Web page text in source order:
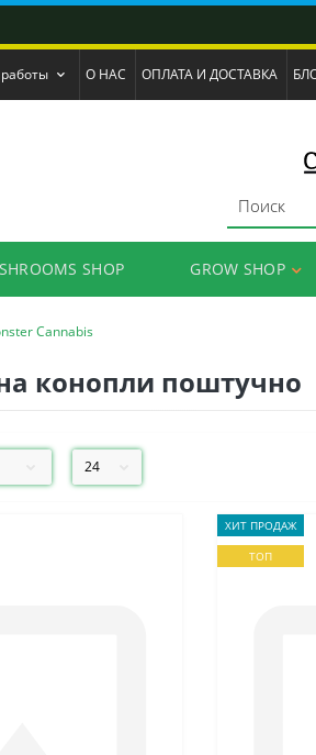
О НАС ОПЛАТА И ДОСТАВКА
SHOP GROW SHOP
Cannabis
конопли поштучно
ХИТ ПРОДАЖ
ТОП